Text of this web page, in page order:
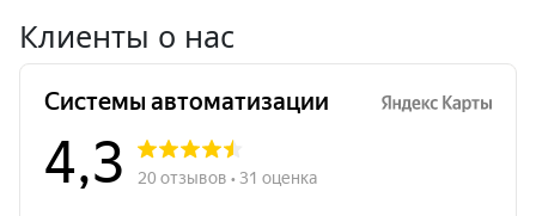
Клиенты о нас